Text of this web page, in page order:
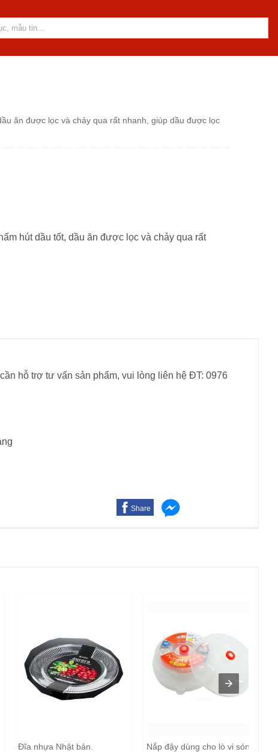
ăn được lọc và chảy qua rất nhanh, giúp dầu được lọc
hút dầu tốt, dầu ăn được lọc và chảy qua rất
hỗ trợ tư vấn sản phẩm, vui lòng liên hệ ĐT: 0976
Share
Đĩa nhựa Nhật bản.
Nắp đậy dùng cho lò vi sóng